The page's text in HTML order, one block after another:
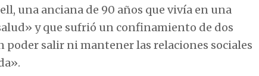
una anciana de 90 años que vivía en una
y que sufrió un confinamiento de dos
poder salir ni mantener las relaciones sociales